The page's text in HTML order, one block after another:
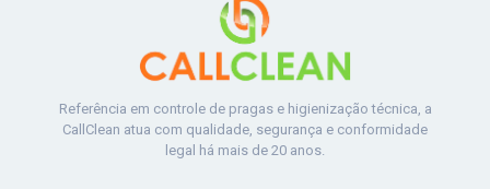
Referência em controle de pragas e higienização técnica, a
CallClean atua com qualidade, segurança e conformidade
legal há mais de 20 anos.